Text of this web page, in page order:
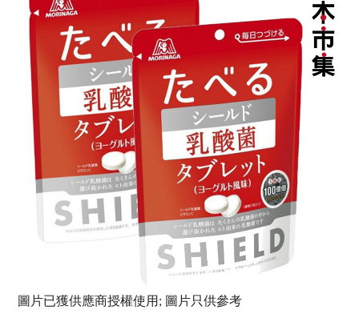
圖片已獲供應商授權使用; 圖片只供參考